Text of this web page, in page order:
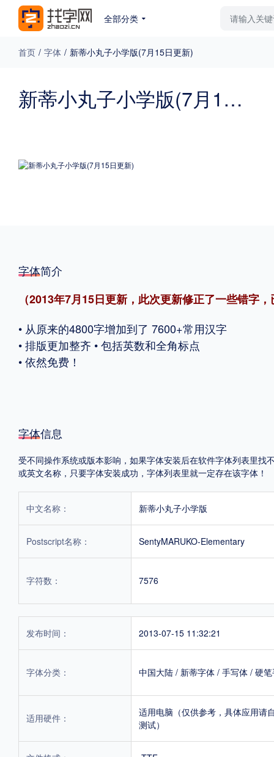
全部分类
最新字体
免费下载 收费下载 更多
格式
.TTF .OTF
地区
首页 / 字体 / 新蒂小丸子小学版(7月15日更新)
新蒂小丸子小学版(7月15日更新)
字体简介
（2013年7月15日更新，此次更新修正了一些错字
• 从原来的4800字增加到了 7600+常用汉字
• 排版更加整齐 • 包括英数和全角标点
• 依然免费！
字体信息
受不同操作系统或版本影响，如果字体安装后在软件字体列表里
或英文名称，只要字体安装成功，字体列表里就一定存在该字体！
中文名称： 新蒂小丸子小学版
Postscript名称： SentyMARUKO-Elementary
字符数： 7576
发布时间： 2013-07-15 11:32:21
字体分类： 中国大陆 / 新蒂字体 / 手写体 / 硬
适用硬件：
适用电脑（仅供参考，具体应用请
测试）